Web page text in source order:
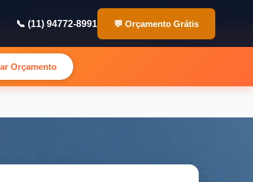
✉️ contato@pinturasp.com.br 📞 (11) 94772-8991
📞 (11) 94772-8991 💬 Orçamento Grátis
Orçamento